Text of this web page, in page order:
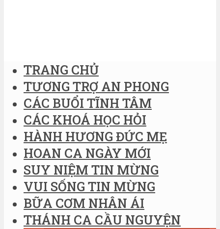
TRANG CHỦ
TƯƠNG TRỢ AN PHONG
CÁC BUỔI TĨNH TÂM
CÁC KHOÁ HỌC HỎI
HÀNH HƯƠNG ĐỨC MẸ
HOAN CA NGÀY MỚI
SUY NIỆM TIN MỪNG
VUI SỐNG TIN MỪNG
BỮA CƠM NHÂN ÁI
THÁNH CA CẦU NGUYỆN